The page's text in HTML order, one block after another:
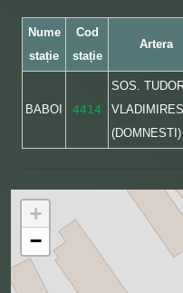
Nume
stație
Cod
stație
Artera
BABOI 4414
SOS.
(DOMNESTI)
+
−